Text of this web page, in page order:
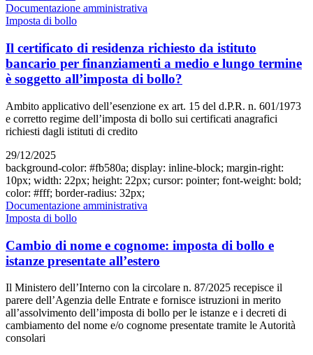
Documentazione amministrativa
Imposta di bollo
Il certificato di residenza richiesto da istituto
bancario per finanziamenti a medio e lungo termine
è soggetto all’imposta di bollo?
Ambito applicativo dell’esenzione ex art. 15 del d.P.R. n. 601/1973
e corretto regime dell’imposta di bollo sui certificati anagrafici
richiesti dagli istituti di credito
29/12/2025
background-color: #fb580a; display: inline-block; margin-right:
10px; width: 22px; height: 22px; cursor: pointer; font-weight: bold;
color: #fff; border-radius: 32px;
Documentazione amministrativa
Imposta di bollo
Cambio di nome e cognome: imposta di bollo e
istanze presentate all’estero
Il Ministero dell’Interno con la circolare n. 87/2025 recepisce il
parere dell’Agenzia delle Entrate e fornisce istruzioni in merito
all’assolvimento dell’imposta di bollo per le istanze e i decreti di
cambiamento del nome e/o cognome presentate tramite le Autorità
consolari